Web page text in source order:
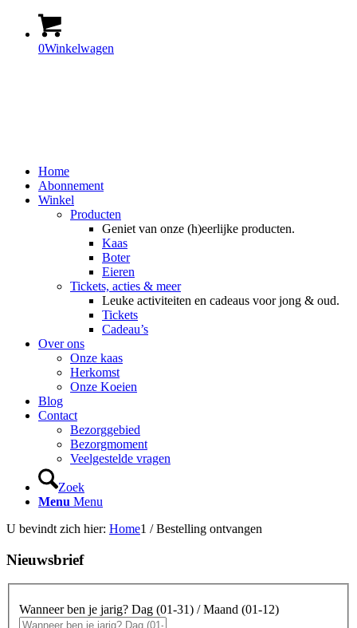
0Winkelwagen
Home
Abonnement
Winkel
Producten
Geniet van onze (h)eerlijke producten.
Kaas
Boter
Eieren
Tickets, acties & meer
Leuke activiteiten en cadeaus voor jong & oud.
Tickets
Cadeau’s
Over ons
Onze kaas
Herkomst
Onze Koeien
Blog
Contact
Bezorggebied
Bezorgmoment
Veelgestelde vragen
Zoek
Menu Menu
U bevindt zich hier: Home1 / Bestelling ontvangen
Nieuwsbrief
Wanneer ben je jarig? Dag (01-31) / Maand (01-12)